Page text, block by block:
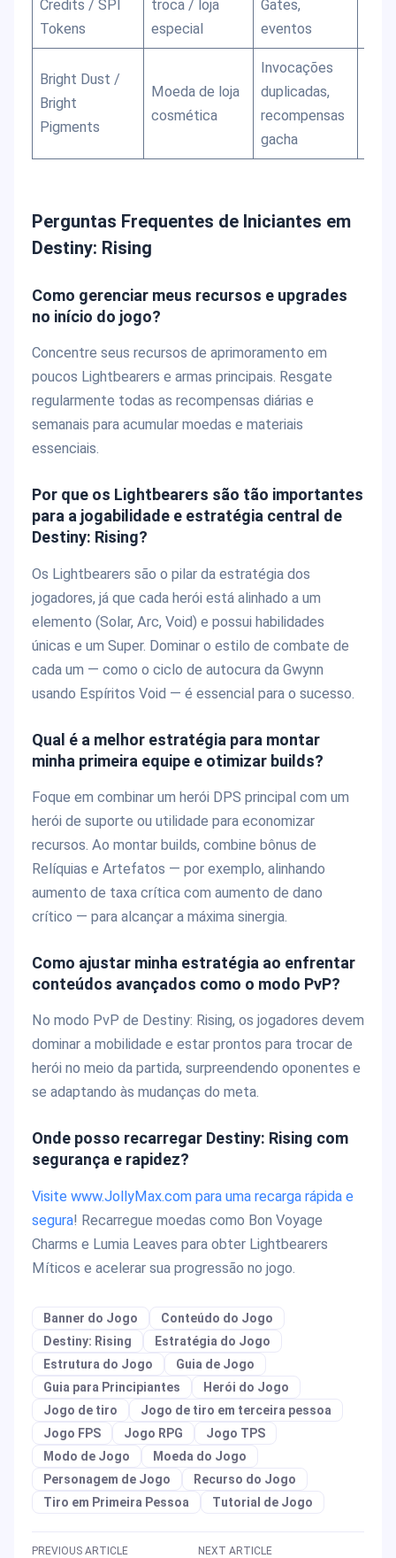
Credits / SPI
Tokens
troca / loja
especial
Gates,
eventos
Bright Dust /
Bright
Pigments
Moeda de loja
cosmética
Invocações
duplicadas,
recompensas
gacha
Perguntas Frequentes de Iniciantes em
Destiny: Rising
Como gerenciar meus recursos e upgrades
no início do jogo?
Concentre seus recursos de aprimoramento em
poucos Lightbearers e armas principais. Resgate
regularmente todas as recompensas diárias e
semanais para acumular moedas e materiais
essenciais.
Por que os Lightbearers são tão importantes
para a jogabilidade e estratégia central de
Destiny: Rising?
Os Lightbearers são o pilar da estratégia dos
jogadores, já que cada herói está alinhado a um
elemento (Solar, Arc, Void) e possui habilidades
únicas e um Super. Dominar o estilo de combate de
cada um — como o ciclo de autocura da Gwynn
usando Espíritos Void — é essencial para o sucesso.
Qual é a melhor estratégia para montar
minha primeira equipe e otimizar builds?
Foque em combinar um herói DPS principal com um
herói de suporte ou utilidade para economizar
recursos. Ao montar builds, combine bônus de
Relíquias e Artefatos — por exemplo, alinhando
aumento de taxa crítica com aumento de dano
crítico — para alcançar a máxima sinergia.
Como ajustar minha estratégia ao enfrentar
conteúdos avançados como o modo PvP?
No modo PvP de Destiny: Rising, os jogadores devem
dominar a mobilidade e estar prontos para trocar de
herói no meio da partida, surpreendendo oponentes e
se adaptando às mudanças do meta.
Onde posso recarregar Destiny: Rising com
segurança e rapidez?
Visite www.JollyMax.com para uma recarga rápida e
segura! Recarregue moedas como Bon Voyage
Charms e Lumia Leaves para obter Lightbearers
Míticos e acelerar sua progressão no jogo.
Banner do Jogo
Conteúdo do Jogo
Destiny: Rising
Estratégia do Jogo
Estrutura do Jogo
Guia de Jogo
Guia para Principiantes
Herói do Jogo
Jogo de tiro
Jogo de tiro em terceira pessoa
Jogo FPS
Jogo RPG
Jogo TPS
Modo de Jogo
Moeda do Jogo
Personagem de Jogo
Recurso do Jogo
Tiro em Primeira Pessoa
Tutorial de Jogo
PREVIOUS ARTICLE NEXT ARTICLE